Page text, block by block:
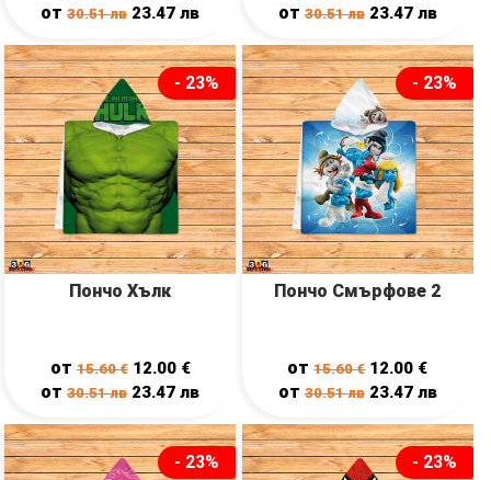
от30.51лв 23.47лв от 30.51лв 23.47 лв
- 23%
Пончо Хълк
от15.60€ 12.00 €
от30.51лв 23.47лв
- 23%
Пончо Смърфове 2
от15.60€ 12.00 €
от 30.51лв 23.47 лв
- 23% - 23%